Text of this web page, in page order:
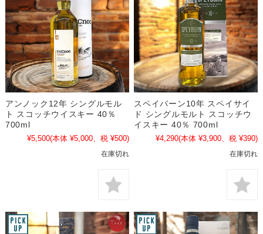
アンノック12年 シングルモル
ト スコッチウイスキー 40％
700ml
¥5,500(本体 ¥5,000、税 ¥500)
在庫切れ
スペイバーン10年 スペイサイ
ド シングルモルト スコッチウ
イスキー 40％ 700ml
¥4,290(本体 ¥3,900、税 ¥390)
在庫切れ